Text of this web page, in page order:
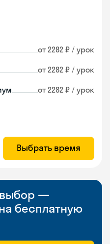
от 2282 ₽ / урок
от 2282 ₽ / урок
от 2282 ₽ / урок
Выбрать время
выбор —
бесплатную